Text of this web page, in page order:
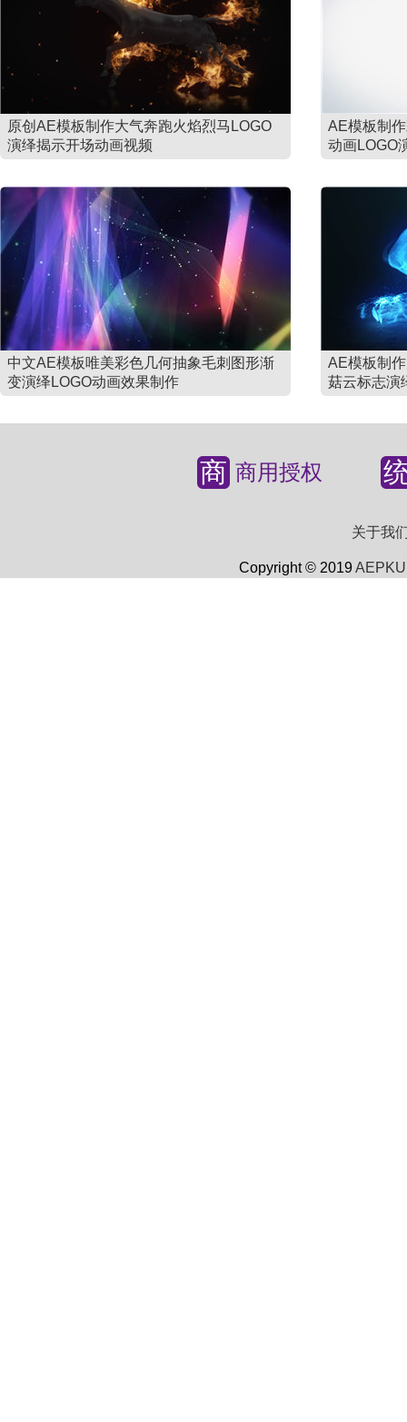
原创AE模板制作大气奔跑火焰烈马LOGO
演绎揭示开场动画视频
AE模板制
动画LOGO
中文AE模板唯美彩色几何抽象毛刺图形渐
变演绎LOGO动画效果制作
AE模板制
菇云标志演
商 商用授权
关于我
Copyright © 2019